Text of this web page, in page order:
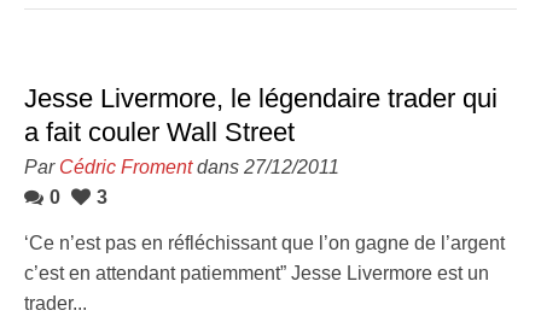
Jesse Livermore, le légendaire trader qui
a fait couler Wall Street
Par Cédric Fromentdans 27/12/2011
0
3
‘Ce n’est pas en réfléchissant que l’on gagne de l’argent
c’est en attendant patiemment” Jesse Livermore est un
trader...